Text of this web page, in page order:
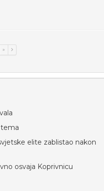
»
elite zablistao nakon
osvaja Koprivnicu